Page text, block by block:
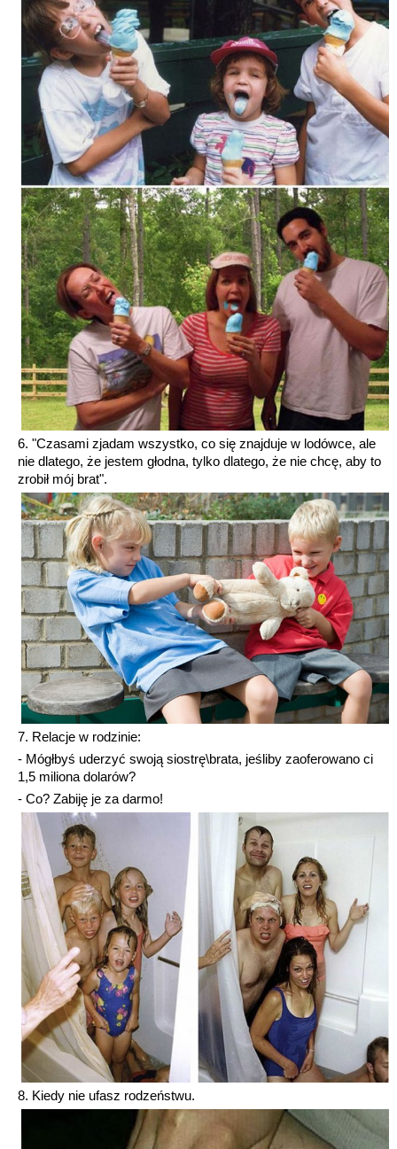
6. "Czasami zjadam wszystko, co się znajduje w lodówce, ale
nie dlatego, że jestem głodna, tylko dlatego, że nie chcę, aby to
zrobił mój brat".
7. Relacje w rodzinie:
- Mógłbyś uderzyć swoją siostrę\brata, jeśliby zaoferowano ci
1,5 miliona dolarów?
- Co? Zabiję je za darmo!
8. Kiedy nie ufasz rodzeństwu.